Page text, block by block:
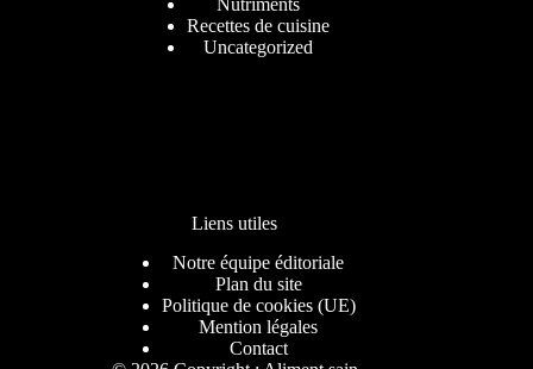
Nutriments
Recettes de cuisine
Uncategorized
Liens utiles
Notre équipe éditoriale
Plan du site
Politique de cookies (UE)
Mention légales
Contact